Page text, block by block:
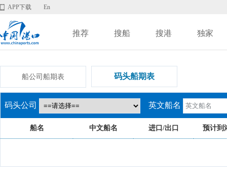
APP下载 En
推荐 搜船 搜港 独家
船公司船期表 码头船期表
码头公司 英文船名
船名 中文船名 进口/出口 预计到